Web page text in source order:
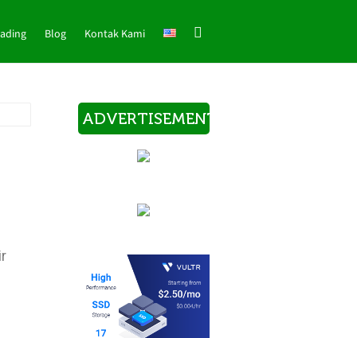
Blog Kontak Kami
ADVERTISEMENT